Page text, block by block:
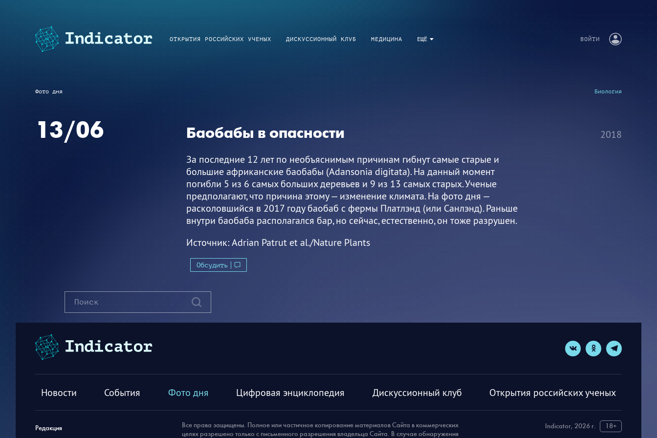
ЕЩЁ
ОТКРЫТИЯ РОССИЙСКИХ УЧЕНЫХ ДИСКУССИОННЫЙ КЛУБ МЕДИЦИНА ВОЙТИ
Фото дня Биология
13/06 Баобабы в опасности
За последние 12 лет по необъяснимым причинам гибнут самые старые и
большие африканские баобабы (Adansonia digitata). На данный момент
погибли 5 из 6 самых больших деревьев и 9 из 13 самых старых. Ученые
предполагают, что причина этому — изменение климата. На фото дня —
расколовшийся в 2017 году баобаб с фермы Платлэнд (или Санлэнд). Раньше
внутри баобаба располагался бар, но сейчас, естественно, он тоже разрушен.
Источник: Adrian Patrut et al./Nature Plants
Обсудить
2018
Новости События Фото дня Цифровая энциклопедия Дискуссионный клуб Открытия российских ученых
Редакция Indicator, 2026 г.
18+
Все права защищены. Полное или частичное копирование материалов Сайта в коммерческих
целях разрешено только с письменного разрешения владельца Сайта. В случае обнаружения